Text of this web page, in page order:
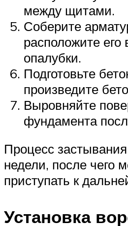
между щитами.
Соберите
расположите его
опалубки.
Подготовьте
произведите
Выровняйте
фундамента
Процесс
недели, после чего
приступать к
Установка